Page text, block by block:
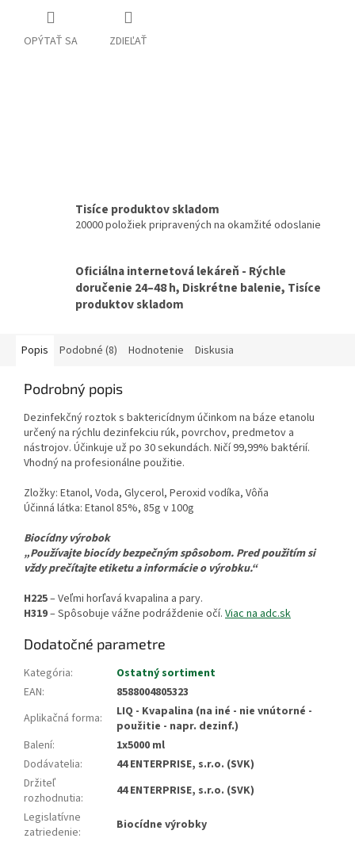
OPÝTAŤ SA ZDIEĽAŤ
Tisíce produktov skladom
20000 položiek pripravených na okamžité odoslanie
Oficiálna internetová lekáreň - Rýchle
doručenie 24–48 h, Diskrétne balenie, Tisíce
produktov skladom
Popis Podobné (8) Hodnotenie Diskusia
Podrobný popis
Dezinfekčný roztok s baktericídnym účinkom na báze etanolu
určený na rýchlu dezinfekciu rúk, povrchov, predmetov a
nástrojov. Účinkuje už po 30 sekundách. Ničí 99,99% baktérií.
Vhodný na profesionálne použitie.
Zložky: Etanol, Voda, Glycerol, Peroxid vodíka, Vôňa
Účinná látka: Etanol 85%, 85g v 100g
Biocídny výrobok
„Používajte biocídy bezpečným spôsobom. Pred použitím si
vždy prečítajte etiketu a informácie o výrobku.“
H225– Veľmi horľavá kvapalina a pary.
H319– Spôsobuje vážne podráždenie očí. Viac na adc.sk
Dodatočné parametre
Kategória:
Ostatný sortiment
EAN:
8588004805323
Aplikačná forma:
LIQ - Kvapalina (na iné - nie vnútorné -
použitie - napr. dezinf.)
Balení:
1x5000 ml
Dodávatelia:
44 ENTERPRISE, s.r.o. (SVK)
Držiteľ
rozhodnutia:
44 ENTERPRISE, s.r.o. (SVK)
Legislatívne
zatriedenie:
Biocídne výrobky